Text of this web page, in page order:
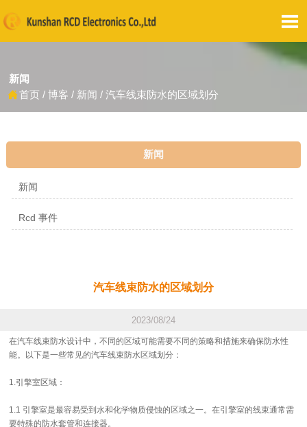

新闻
首页 / 博客 / 新闻 / 汽车线束防水的区域划分
新闻
新闻
Rcd 事件
汽车线束防水的区域划分
2023/08/24
在汽车线束防水设计中，不同的区域可能需要不同的策略和措施来确保防水性
能。以下是一些常见的汽车线束防水区域划分：
1.引擎室区域：
1.1 引擎室是最容易受到水和化学物质侵蚀的区域之一。在引擎室的线束通常需
要特殊的防水套管和连接器。